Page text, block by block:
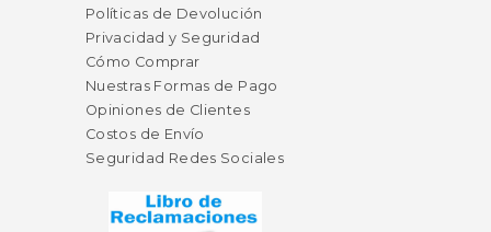
Políticas de Devolución
Privacidad y Seguridad
Cómo Comprar
Nuestras Formas de Pago
Opiniones de Clientes
Costos de Envío
Seguridad Redes Sociales